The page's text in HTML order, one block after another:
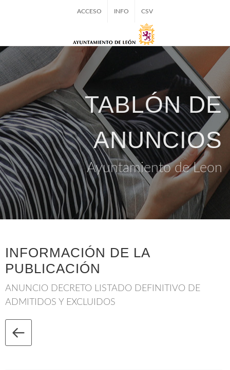
ACCESO INFO CSV
TABLÓN DE
ANUNCIOS
Ayuntamiento de Leon
INFORMACIÓN DE LA
PUBLICACIÓN
ANUNCIO DECRETO LISTADO DEFINITIVO DE
ADMITIDOS Y EXCLUIDOS